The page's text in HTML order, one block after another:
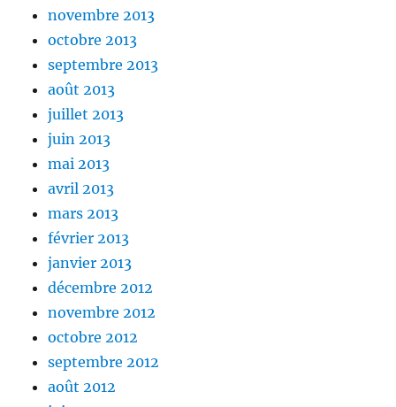
novembre 2013
octobre 2013
septembre 2013
août 2013
juillet 2013
juin 2013
mai 2013
avril 2013
mars 2013
février 2013
janvier 2013
décembre 2012
novembre 2012
octobre 2012
septembre 2012
août 2012